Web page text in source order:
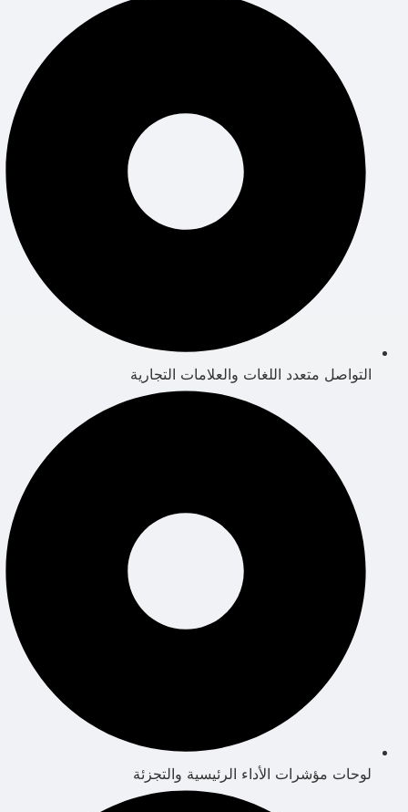
التواصل متعدد اللغات والعلامات التجارية
لوحات مؤشرات الأداء الرئيسية والتجزئة